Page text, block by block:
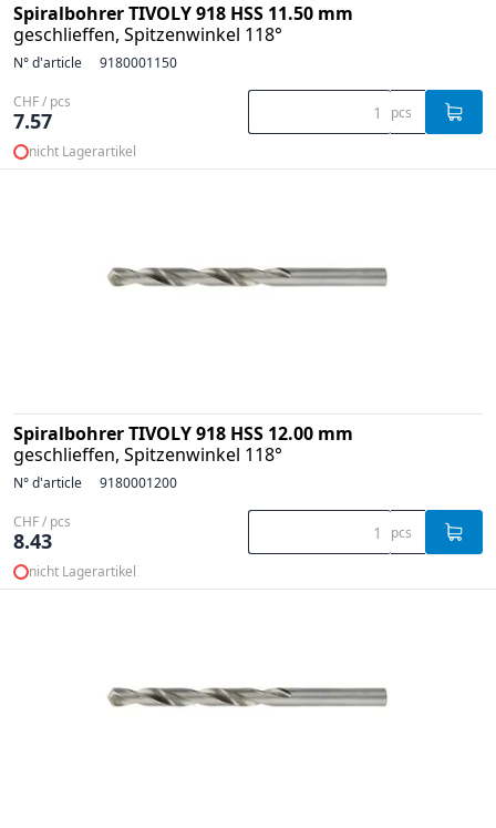
Spiralbohrer TIVOLY 918 HSS 11.50 mm
geschlieffen, Spitzenwinkel 118°
N° d'article 9180001150
CHF / pcs
7.57 pcs
nicht Lagerartikel
Spiralbohrer TIVOLY 918 HSS 12.00 mm
geschlieffen, Spitzenwinkel 118°
N° d'article 9180001200
CHF / pcs
8.43 pcs
nicht Lagerartikel